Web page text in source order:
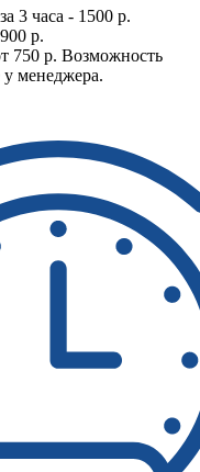
3 часа - 1500 р.
р.
750 р. Возможность
менеджера.